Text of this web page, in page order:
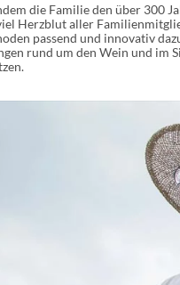
die Familie den über 300
Herzblut aller
passend und innovativ
rund um den Wein und im